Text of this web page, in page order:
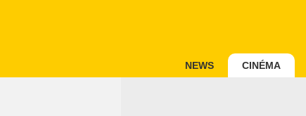
NEWS CINÉMA